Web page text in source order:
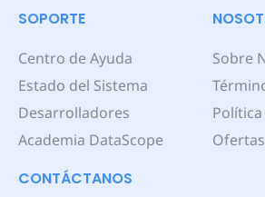
SOPORTE
Centro de Ayuda
Estado del Sistema
Desarrolladores
Academia DataScope
Sobre
CONTÁCTANOS